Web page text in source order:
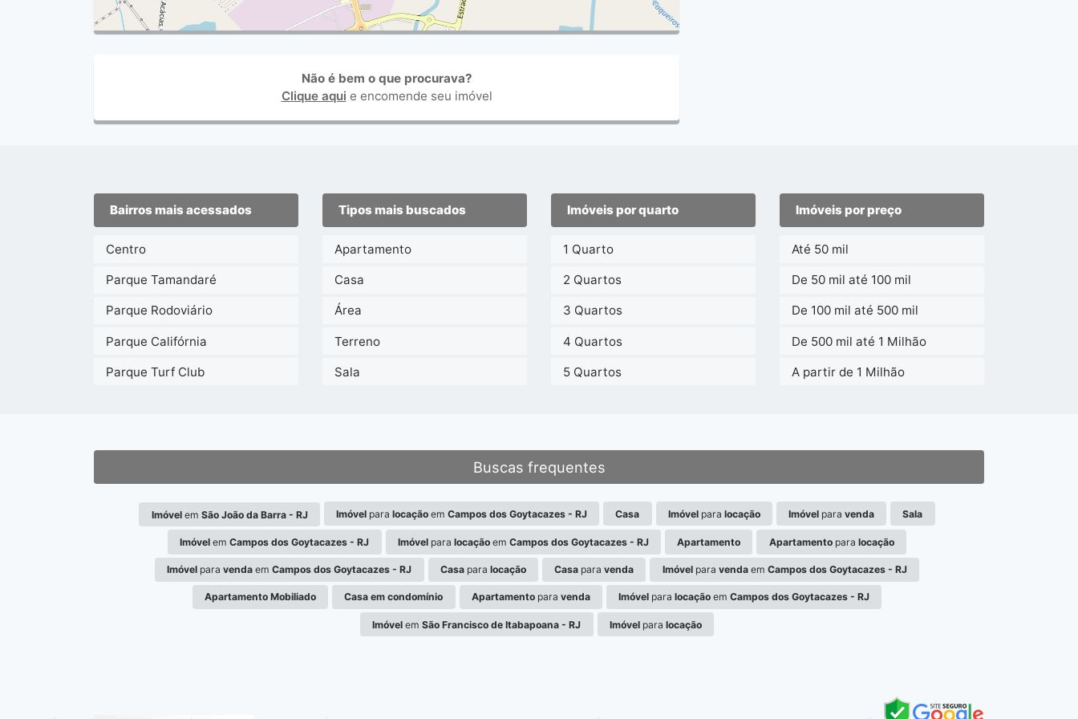
Não é bem o que procurava?
Clique aqui e encomende seu imóvel
Bairros mais acessados
Centro
Parque Tamandaré
Parque Rodoviário
Parque Califórnia
Parque Turf Club
Tipos mais buscados
Apartamento
Casa
Área
Terreno
Sala
Imóveis por quarto
1 Quarto
2 Quartos
3 Quartos
4 Quartos
5 Quartos
Imóveis por preço
Até 50 mil
De 50 mil até 100 mil
De 100 mil até 500 mil
De 500 mil até 1 Milhão
A partir de 1 Milhão
Buscas frequentes
Imóvelem São João da Barra - RJ Imóvelpara locaçãoem Campos dos Goytacazes - RJ Casa Imóvelpara locação Imóvel paravenda Sala
Imóvel emCampos dos Goytacazes - RJ Imóvelpara locaçãoem Campos dos Goytacazes - RJ Apartamento Apartamentopara locação
Imóvel paravenda emCampos dos Goytacazes - RJ Casapara locação Casa paravenda Imóvelpara vendaem Campos dos Goytacazes - RJ
Apartamento Mobiliado Casa em condomínio Apartamentopara venda Imóvel paralocação emCampos dos Goytacazes - RJ
Imóvel emSão Francisco de Itabapoana - RJ Imóvelpara locação